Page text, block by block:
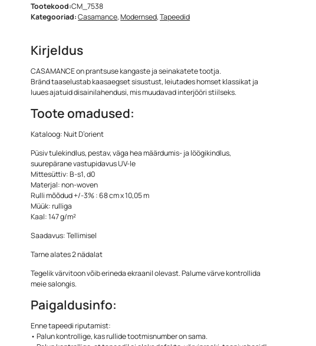
Tootekood:CM_7538
Kategooriad:Casamance,Modernsed,Tapeedid
Kirjeldus
CASAMANCE on prantsuse kangaste ja seinakatete tootja.
Bränd taaselustab kaasaegset sisustust, leiutades homset klassikat ja
luues ajatuid disainilahendusi, mis muudavad interjööri stiilseks.
Toote omadused:
Kataloog: Nuit D’orient
Püsiv tulekindlus, pestav, väga hea määrdumis- ja löögikindlus,
suurepärane vastupidavus UV-le
Mittesüttiv: B-s1, d0
Materjal: non-woven
Rulli mõõdud +/-3% : 68 cm x 10,05 m
Müük: rulliga
Kaal: 147 g/m²
Saadavus: Tellimisel
Tarne alates 2 nädalat
Tegelik värvitoon võib erineda ekraanil olevast. Palume värve kontrollida
meie salongis.
Paigaldusinfo:
Enne tapeedi riputamist:
• Palun kontrollige, kas rullide tootmisnumber on sama.